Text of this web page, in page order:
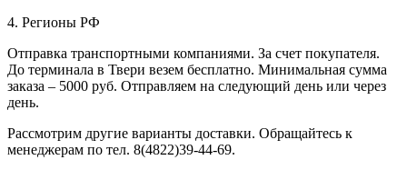
4. Регионы РФ
Отправка транспортными компаниями. За счет покупателя.
До терминала в Твери везем бесплатно. Минимальная сумма
заказа – 5000 руб. Отправляем на следующий день или через
день.
Рассмотрим другие варианты доставки. Обращайтесь к
менеджерам по тел. 8(4822)39-44-69.